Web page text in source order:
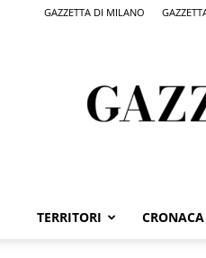
GAZZETTA DI MILANO
TERRITORI CRONACA